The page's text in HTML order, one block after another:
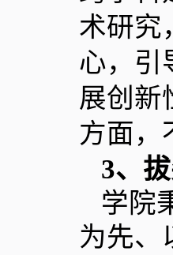
术研究
心，引
展创新
方面，
3、
学院
为先、